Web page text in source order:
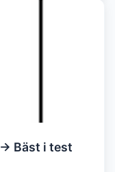
→ Bäst i test